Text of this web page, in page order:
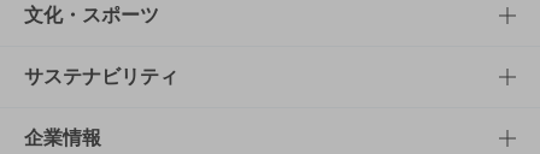
商品一覧
商品発売情報
栄養成分一覧
知る・楽しむTOP
キャンペーン
工場見学
文化・スポーツ
文化・スポーツTOP
サントリーホール
サステナビリティ
サステナビリティTOP
企業情報